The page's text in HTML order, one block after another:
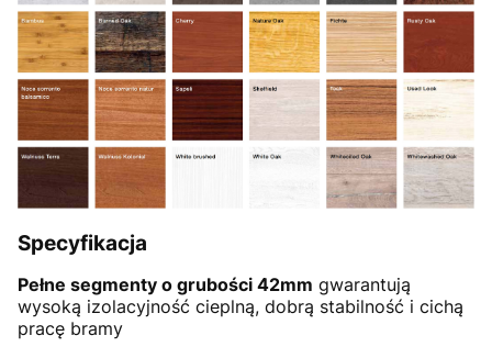
Specyfikacja
Pełne segmenty o grubości 42mm gwarantują
wysoką izolacyjność cieplną, dobrą stabilność i cichą
pracę bramy